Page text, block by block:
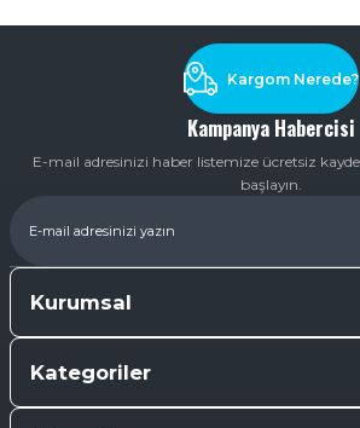
Kampanya Habercisi
E-mail adresinizi haber listemize ücretsiz
başlayın.
Kargom Nerede?
Kurumsal
Kategoriler